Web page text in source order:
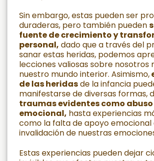
Sin embargo, estas pueden ser
duraderas, pero también pueden
fuente de crecimiento y
personal, dado que a través del
sanar estas heridas, podemos
lecciones valiosas sobre nosotros
nuestro mundo interior. Asimismo,
de las heridasde la infancia
manifestarse de diversas formas,
traumas evidentes como
emocional, hasta experiencias
como la falta de apoyo emocional
invalidación de nuestras
Estas experiencias pueden dejar